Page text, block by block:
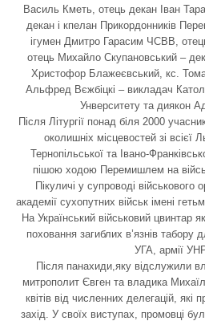
Василь Кметь, отець декан Іван
декан і кпелан Прикордонників
ігумен Дмитро Гарасим ЧСВВ,
отець Михайло Скупановський –
Христофор Блажеєвський, кс.
Альфред Вєжбіцкі – викладач
Унверситету та диякон
Після Літургії понад біля 2000
околишніх місцевостей зі всієї
Тернопільської та Івано-
пішою ходою Перемишлем на
Пікуличі у супроводі військового
академії сухопутних військ імені
На Український військовий цвинтар
поховання загиблих в’язнів табору
УГА, армії
Після панахиди,яку відслужили
митрополит Євген та владика
квітів від численних делегацій,
захід. У своїх виступах, промовці